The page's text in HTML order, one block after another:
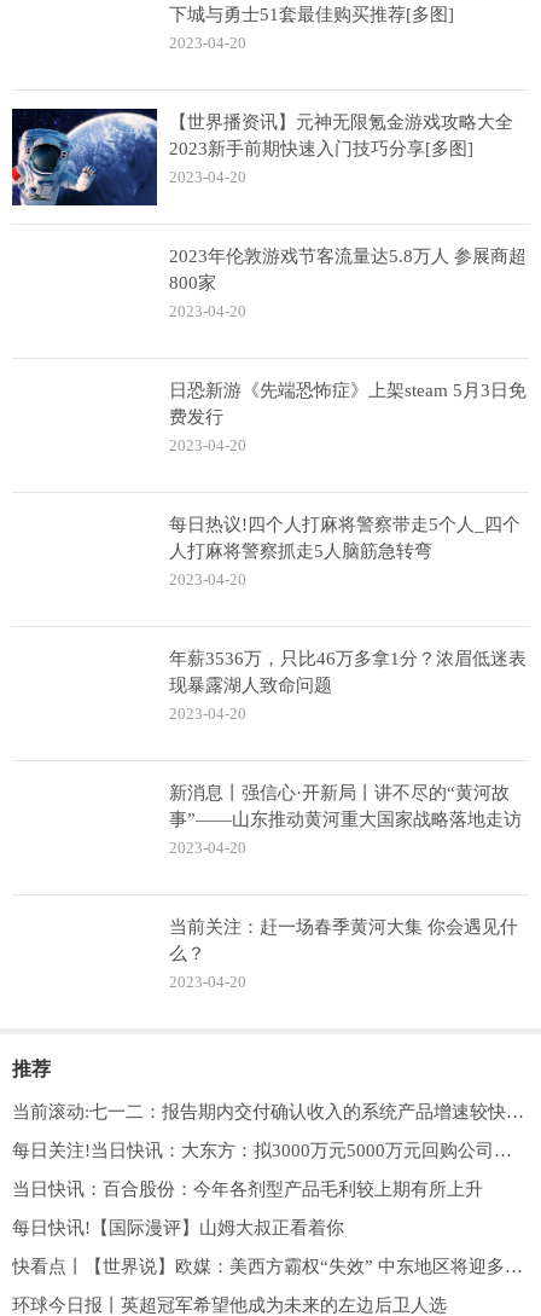
下城与勇士51套最佳购买推荐[多图]
2023-04-20
【世界播资讯】元神无限氪金游戏攻略大全
2023新手前期快速入门技巧分享[多图]
2023-04-20
2023年伦敦游戏节客流量达5.8万人 参展商超
800家
2023-04-20
日恐新游《先端恐怖症》上架steam 5月3日免
费发行
2023-04-20
每日热议!四个人打麻将警察带走5个人_四个
人打麻将警察抓走5人脑筋急转弯
2023-04-20
年薪3536万，只比46万多拿1分？浓眉低迷表
现暴露湖人致命问题
2023-04-20
新消息丨强信心·开新局丨讲不尽的“黄河故
事”——山东推动黄河重大国家战略落地走访
2023-04-20
当前关注：赶一场春季黄河大集 你会遇见什
么？
2023-04-20
推荐
当前滚动:七一二：报告期内交付确认收入的系统产品增速较快，系统产品相比终端产品技术含量更高、客户定制化更强、功能更加复杂，系统产品随着集成度的提高，定制化元器件占比提升，材料费相应增加
每日关注!当日快讯：大东方：拟3000万元5000万元回购公司股份，回购价不超7.12元/股
当日快讯：百合股份：今年各剂型产品毛利较上期有所上升
每日快讯!【国际漫评】山姆大叔正看着你
快看点丨【世界说】欧媒：美西方霸权“失效” 中东地区将迎多边主义发展“春天”
环球今日报丨英超冠军希望他成为未来的左边后卫人选